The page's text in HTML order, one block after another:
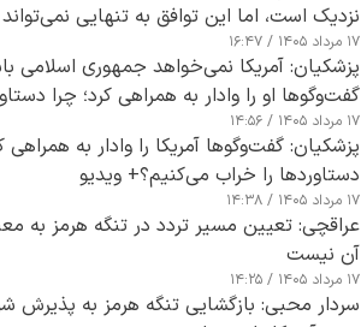
نزدیک است، اما این توافق به تنهایی نمی‌تواند
کند
۱۷ مرداد ۱۴۰۵ / ۱۶:۴۷
پزشکیان: آمریکا نمی‌خواهد جمهوری اسلامی
گفت‌وگوها او را وادار به همراهی کرد؛ چرا
می‌کنیم+ ویدیو
۱۷ مرداد ۱۴۰۵ / ۱۴:۵۶
پزشکیان: گفت‌وگوها آمریکا را وادار به همراهی
دستاوردها را خراب می‌کنیم؟+ ویدیو
۱۷ مرداد ۱۴۰۵ / ۱۴:۳۸
عراقچی: تعیین مسیر تردد در تنگه هرمز به
آن نیست
۱۷ مرداد ۱۴۰۵ / ۱۴:۲۵
سردار محبی: بازگشایی تنگه هرمز به پذیرش